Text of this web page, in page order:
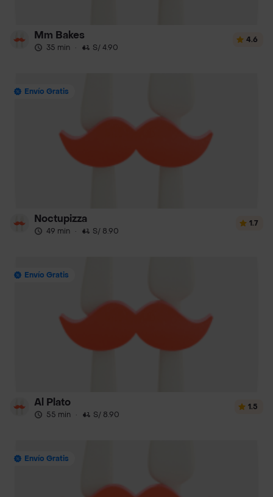
Mm Bakes
35 min · S/ 4.90
4.6
Envío Gratis
Noctupizza
49 min · S/ 8.90
1.7
Envío Gratis
Al Plato
55 min · S/ 8.90
1.5
Envío Gratis